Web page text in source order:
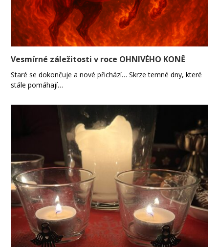
Vesmírné záležitosti v roce OHNIVÉHO KONĚ
Staré se dokončuje a nové přichází… Skrze temné dny, které
stále pomáhají…